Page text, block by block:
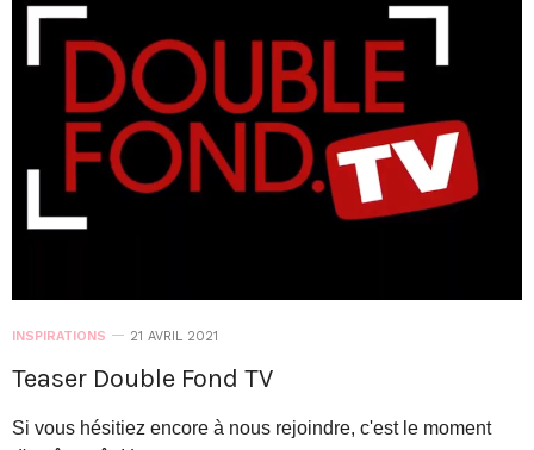
INSPIRATIONS 21 AVRIL 2021
Teaser Double Fond TV
Si vous hésitiez encore à nous rejoindre, c'est le moment